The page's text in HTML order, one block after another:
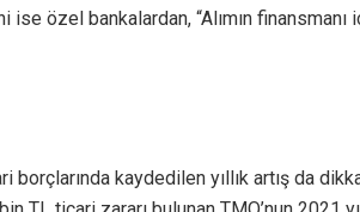
ise özel bankalardan, “Alımın
borçlarında kaydedilen yıllık artış da